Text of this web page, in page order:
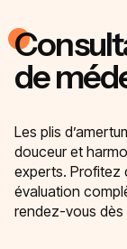
de
Les plis
douceur et
experts. Profitez
évaluation
rendez-vous dès